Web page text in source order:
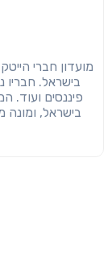
מועדון חברי
בישראל. חבריו
פיננסים ועוד.